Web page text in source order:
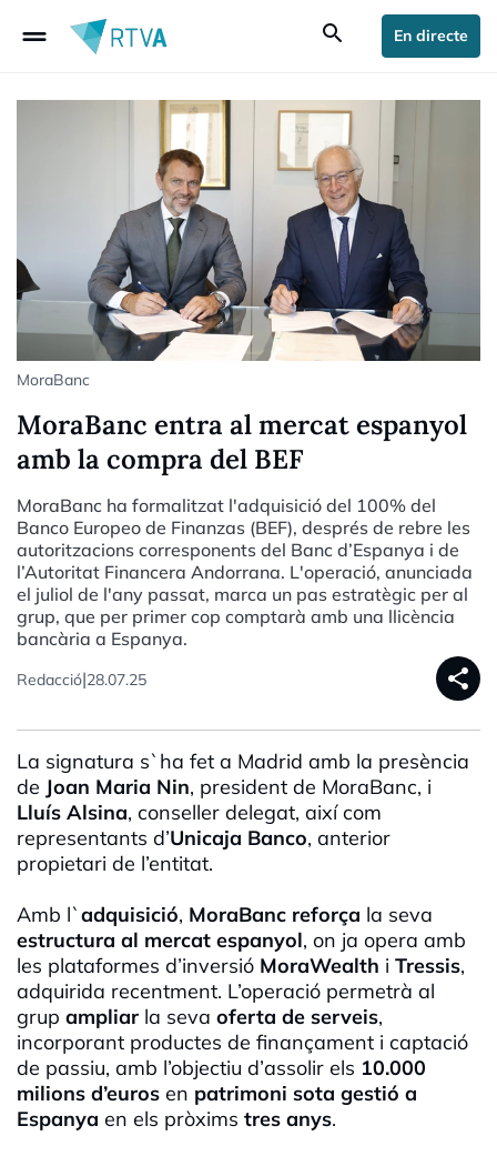
drag_handle search En directe
MoraBanc
MoraBanc entra al mercat espanyol
amb la compra del BEF
MoraBanc ha formalitzat l'adquisició del 100% del
Banco Europeo de Finanzas (BEF), després de rebre les
autoritzacions corresponents del Banc d’Espanya i de
l’Autoritat Financera Andorrana. L'operació, anunciada
el juliol de l'any passat, marca un pas estratègic per al
grup, que per primer cop comptarà amb una llicència
bancària a Espanya.
Redacció|28.07.25 share
La signatura s`ha fet a Madrid amb la presència
de Joan Maria Nin, president de MoraBanc, i
Lluís Alsina, conseller delegat, així com
representants d’Unicaja Banco, anterior
propietari de l’entitat.
Amb l`adquisició, MoraBanc reforça la seva
estructura al mercat espanyol, on ja opera amb
les plataformes d’inversió MoraWealth i Tressis,
adquirida recentment. L’operació permetrà al
grup ampliar la seva oferta de serveis,
incorporant productes de finançament i captació
de passiu, amb l’objectiu d’assolir els 10.000
milions d’euros en patrimoni sota gestió a
Espanya en els pròxims tres anys.